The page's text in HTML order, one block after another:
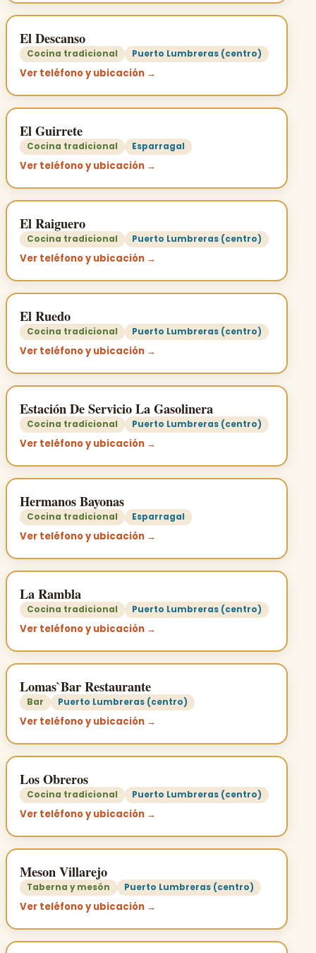
El Descanso
Cocina tradicional Puerto Lumbreras (centro)
Ver teléfono y ubicación →
El Guirrete
Cocina tradicional Esparragal
Ver teléfono y ubicación →
El Raiguero
Cocina tradicional Puerto Lumbreras (centro)
Ver teléfono y ubicación →
El Ruedo
Cocina tradicional Puerto Lumbreras (centro)
Ver teléfono y ubicación →
Estación De Servicio La Gasolinera
Cocina tradicional Puerto Lumbreras (centro)
Ver teléfono y ubicación →
Hermanos Bayonas
Cocina tradicional Esparragal
Ver teléfono y ubicación →
La Rambla
Cocina tradicional Puerto Lumbreras (centro)
Ver teléfono y ubicación →
Lomas`Bar Restaurante
Bar Puerto Lumbreras (centro)
Ver teléfono y ubicación →
Los Obreros
Cocina tradicional Puerto Lumbreras (centro)
Ver teléfono y ubicación →
Meson Villarejo
Taberna y mesón Puerto Lumbreras (centro)
Ver teléfono y ubicación →